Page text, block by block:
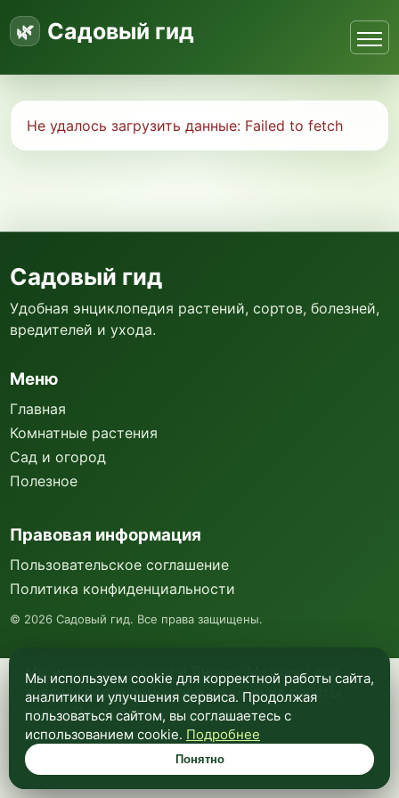
Садовый гид
Не удалось загрузить данные: Failed to fetch
Мы используем куки и Яндекс Метрику для
анализа посещаемости и улучшения работы
сайта. Подробнее —в политике
конфиденциальности.
Понятно
Садовый гид
Удобная энциклопедия растений, сортов, болезней,
вредителей и ухода.
Меню
Главная
Комнатные растения
Сад и огород
Полезное
Правовая информация
Пользовательское соглашение
Политика конфиденциальности
© 2026 Садовый гид. Все права защищены.
Мы используем cookie для корректной работы сайта,
аналитики и улучшения сервиса. Продолжая
пользоваться сайтом, вы соглашаетесь с
использованием cookie. Подробнее
Понятно